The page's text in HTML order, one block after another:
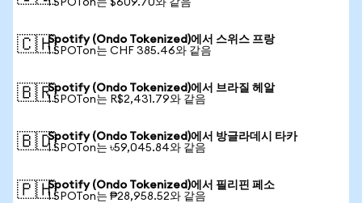
1 SPOTon는 $609.70와 같음
🇨🇭Spotify (Ondo Tokenized)에서 스위스 프랑
1 SPOTon는 CHF 385.46와 같음
🇧🇷Spotify (Ondo Tokenized)에서 브라질 헤알
1 SPOTon는 R$2,431.79와 같음
🇧🇩Spotify (Ondo Tokenized)에서 방글라데시 타카
1 SPOTon는 ৳59,045.84와 같음
🇵🇭Spotify (Ondo Tokenized)에서 필리핀 페소
1 SPOTon는 ₱28,958.52와 같음